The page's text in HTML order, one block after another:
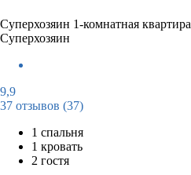
Суперхозяин 1-комнатная квартира
Суперхозяин
9,9
37 отзывов (37)
1 спальня
1 кровать
2 гостя